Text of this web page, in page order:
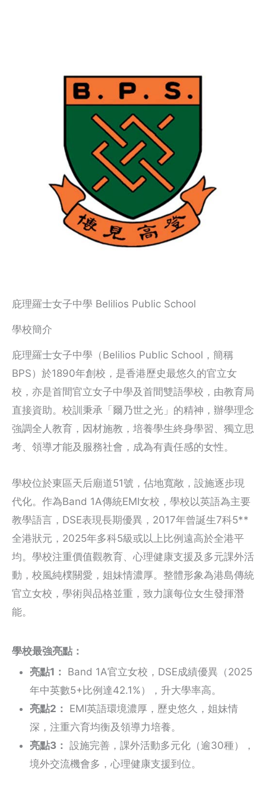
庇理羅士女子中學 Belilios Public School
學校簡介
庇理羅士女子中學（Belilios Public School，簡稱
BPS）於1890年創校，是香港歷史最悠久的官立女
校，亦是首間官立女子中學及首間雙語學校，由教育局
直接資助。校訓秉承「爾乃世之光」的精神，辦學理念
強調全人教育，因材施教，培養學生終身學習、獨立思
考、領導才能及服務社會，成為有責任感的女性。
學校位於東區天后廟道51號，佔地寬敞，設施逐步現
代化。作為Band 1A傳統EMI女校，學校以英語為主要
教學語言，DSE表現長期優異，2017年曾誕生7科5**
全港狀元，2025年多科5級或以上比例遠高於全港平
均。學校注重價值觀教育、心理健康支援及多元課外活
動，校風純樸關愛，姐妹情濃厚。整體形象為港島傳統
官立女校，學術與品格並重，致力讓每位女生發揮潛
能。
學校最強亮點：
亮點1：
Band 1A官立女校，DSE成績優異（2025
年中英數5+比例達42.1%），升大學率高。
亮點2：
EMI英語環境濃厚，歷史悠久，姐妹情
深，注重六育均衡及領導力培養。
亮點3： 設施完善，課外活動多元化（逾30種），
境外交流機會多，心理健康支援到位。